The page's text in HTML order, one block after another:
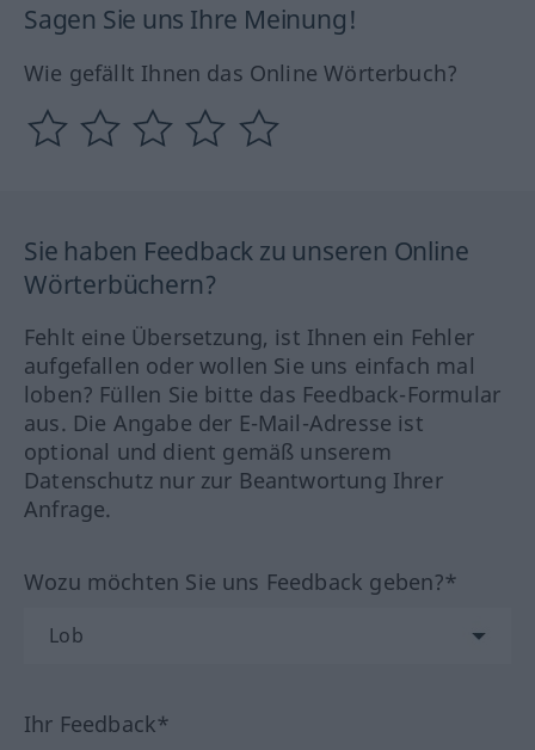
Sagen Sie uns Ihre Meinung!
Wie gefällt Ihnen das Online Wörterbuch?
Sie haben Feedback zu unseren Online
Wörterbüchern?
Fehlt eine Übersetzung, ist Ihnen ein Fehler
aufgefallen oder wollen Sie uns einfach mal
loben? Füllen Sie bitte das Feedback-Formular
aus. Die Angabe der E-Mail-Adresse ist
optional und dient gemäß unserem
Datenschutz nur zur Beantwortung Ihrer
Anfrage.
Wozu möchten Sie uns Feedback geben?*
Ihr Feedback*